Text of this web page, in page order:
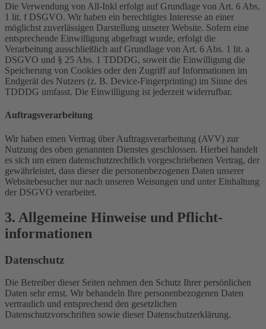
Die Verwendung von All-Inkl erfolgt auf Grundlage von Art. 6 Abs.
1 lit. f DSGVO. Wir haben ein berechtigtes Interesse an einer
möglichst zuverlässigen Darstellung unserer Website. Sofern eine
entsprechende Einwilligung abgefragt wurde, erfolgt die
Verarbeitung ausschließlich auf Grundlage von Art. 6 Abs. 1 lit. a
DSGVO und § 25 Abs. 1 TDDDG, soweit die Einwilligung die
Speicherung von Cookies oder den Zugriff auf Informationen im
Endgerät des Nutzers (z. B. Device-Fingerprinting) im Sinne des
TDDDG umfasst. Die Einwilligung ist jederzeit widerrufbar.
Auftragsverarbeitung
Wir haben einen Vertrag über Auftragsverarbeitung (AVV) zur
Nutzung des oben genannten Dienstes geschlossen. Hierbei handelt
es sich um einen datenschutzrechtlich vorgeschriebenen Vertrag, der
gewährleistet, dass dieser die personenbezogenen Daten unserer
Websitebesucher nur nach unseren Weisungen und unter Einhaltung
der DSGVO verarbeitet.
3. Allgemeine Hinweise und Pflicht­
informationen
Datenschutz
Die Betreiber dieser Seiten nehmen den Schutz Ihrer persönlichen
Daten sehr ernst. Wir behandeln Ihre personenbezogenen Daten
vertraulich und entsprechend den gesetzlichen
Datenschutzvorschriften sowie dieser Datenschutzerklärung.